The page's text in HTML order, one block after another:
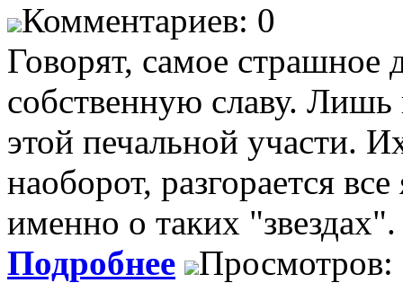
Комментариев: 0
Говорят, самое страшное
собственную славу.
этой печальной участи.
наоборот, разгорается
именно о таких "звездах".
Подробнее
Просмотров: